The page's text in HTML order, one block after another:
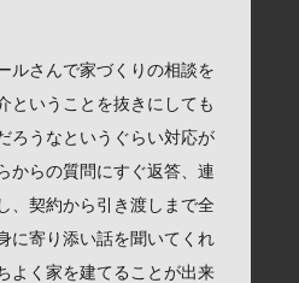
ルさんで家づくりの相談を
ということを抜きにしても
ろうなというぐらい対応が
からの質問にすぐ返答、連
、契約から引き渡しまで全
に寄り添い話を聞いてくれ
よく家を建てることが出来